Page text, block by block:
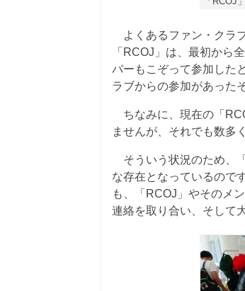
よくあるファン・クラ
「RCOJ」は、最初から
バーもこぞって参加した
ラブからの参加があった
ちなみに、現在の「
ませんが、それでも数多
そういう状況のため、
な存在となっているので
も、「RCOJ」やそのメ
連絡を取り合い、そして